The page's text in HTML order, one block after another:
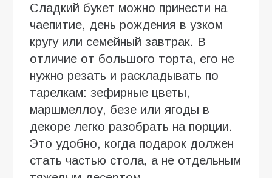
Сладкий букет можно принести на
чаепитие, день рождения в узком
кругу или семейный завтрак. В
отличие от большого торта, его не
нужно резать и раскладывать по
тарелкам: зефирные цветы,
маршмеллоу, безе или ягоды в
декоре легко разобрать на порции.
Это удобно, когда подарок должен
стать частью стола, а не отдельным